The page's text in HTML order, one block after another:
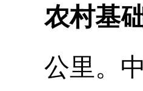
农村基
公里。